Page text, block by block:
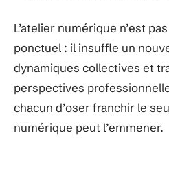
L’atelier numérique n’est
ponctuel : il insuffle un
dynamiques collectives et
perspectives
chacun d’oser franchir le
numérique peut l’emmener.